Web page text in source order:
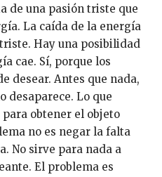
de una pasión triste que
La caída de la energía
Hay una posibilidad
cae. Sí, porque los
desear. Antes que nada,
desaparece. Lo que
obtener el objeto
no es negar la falta
No sirve para nada a
El problema es